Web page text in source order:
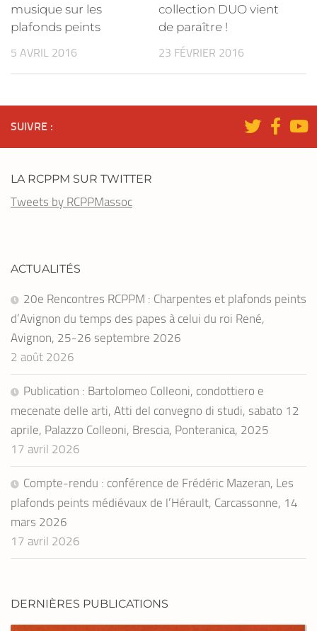
musique sur les
plafonds peints
5 AVRIL 2016
collection DUO vient
de paraître !
23 FÉVRIER 2016
SUIVRE :
LA RCPPM SUR TWITTER
Tweets by RCPPMassoc
ACTUALITÉS
20e Rencontres RCPPM : Charpentes et plafonds peints
d’Avignon du temps des papes à celui du roi René,
Avignon, 25-26 septembre 2026
2 août 2026
Publication : Bartolomeo Colleoni, condottiero e
mecenate delle arti, Atti del convegno di studi, sabato 12
aprile, Palazzo Colleoni, Brescia, Ponteranica, 2025
17 avril 2026
Compte-rendu : conférence de Frédéric Mazeran, Les
plafonds peints médiévaux de l’Hérault, Carcassonne, 14
mars 2026
17 avril 2026
DERNIÈRES PUBLICATIONS